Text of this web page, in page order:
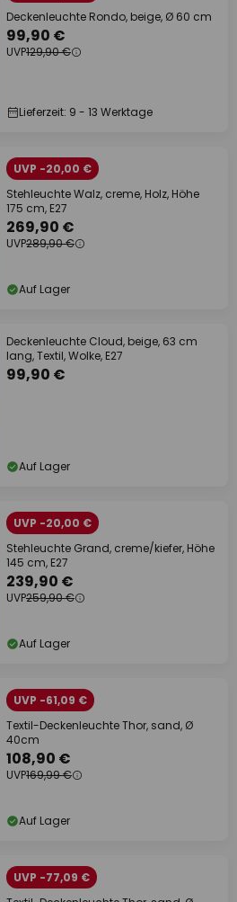
Deckenleuchte Rondo, beige, Ø 60 cm
99,90 €
UVP129,90 €
Lieferzeit: 9 - 13 Werktage
UVP -20,00 €
Stehleuchte Walz, creme, Holz, Höhe
175 cm, E27
269,90 €
UVP289,90 €
Auf Lager
Deckenleuchte Cloud, beige, 63 cm
lang, Textil, Wolke, E27
99,90 €
Auf Lager
UVP -20,00 €
Stehleuchte Grand, creme/kiefer, Höhe
145 cm, E27
239,90 €
UVP259,90 €
Auf Lager
UVP -61,09 €
Textil-Deckenleuchte Thor, sand, Ø
40cm
108,90 €
UVP169,99 €
Auf Lager
UVP -77,09 €